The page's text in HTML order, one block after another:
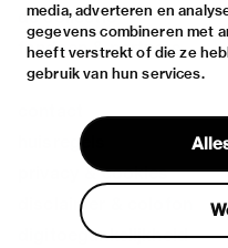
media, adverteren en
gegevens combineren met
heeft verstrekt of die ze
gebruik van hun services.
de collectie
fondsen & partners
huisregels
privacy & cookies
disclaimer & colofon
digitoegankelijkheid